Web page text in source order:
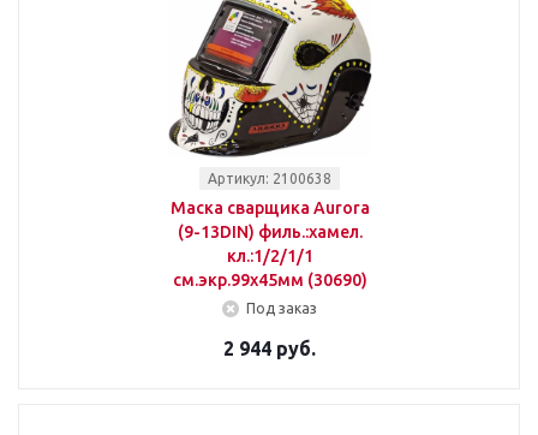
Артикул: 2100638
Маска сварщика Aurora
(9-13DIN) филь.:хамел.
кл.:1/2/1/1
см.экр.99x45мм (30690)
Под заказ
2 944 руб.